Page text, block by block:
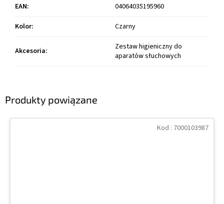
Produkty powiązane
Kod : 7000103987
EAN:
04064035195960
Kolor: Czarny
Akcesoria:
Zestaw higieniczny do
aparatów słuchowych